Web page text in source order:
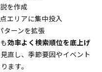
を作成
エリアに集中投入
ターンを拡張
効率よく検索順位を底上げ
直し、季節要因やイベント
ます。